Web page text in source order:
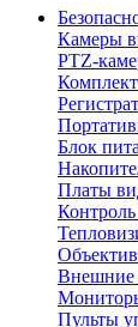
Камеры
PTZ-
Блок
Платы
Пульты